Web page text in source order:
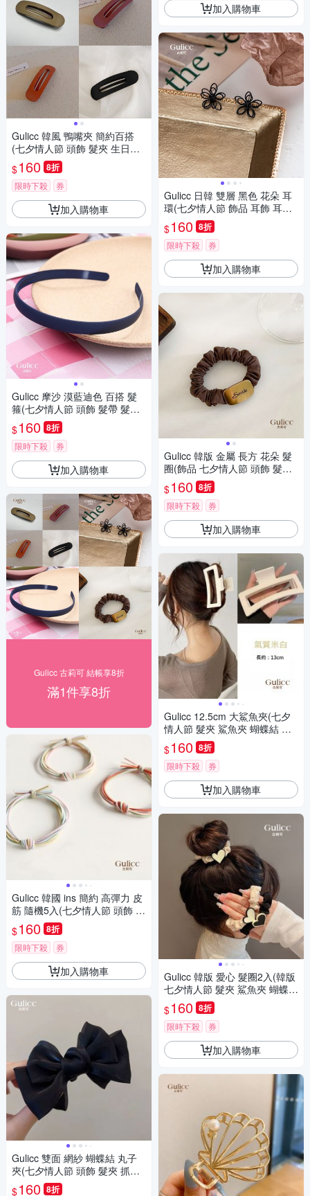
Gulicc 韓風 鴨嘴夾 簡約百搭
(七夕情人節 頭飾 髮夾 生日禮
物 禮物)
$160 8折
限時下殺 券
加入購物車
Gulicc 摩沙 漠藍迪色 百搭 髮
箍(七夕情人節 頭飾 髮帶 髮繩
髮束 生日禮物 )
$160 8折
限時下殺 券
加入購物車
Gulicc 古莉可 結帳享8折
滿1件享8折
Gulicc 韓國 ins 簡約 高彈力 皮
筋 隨機5入(七夕情人節 頭飾 髮
帶 髮繩 髮束 生日禮物 )
$160 8折
限時下殺 券
加入購物車
Gulicc 雙面 網紗 蝴蝶結 丸子
夾(七夕情人節 頭飾 髮夾 抓夾
髮圈 韓國 生日禮物 )
$160 8折
加入購物車
Gulicc 日韓 雙層 黑色 花朵 耳
環(七夕情人節 飾品 耳飾 耳釘
耳扣 耳環 生日禮物 )
$160 8折
限時下殺 券
加入購物車
Gulicc 韓版 金屬 長方 花朵 髮
圈(飾品 七夕情人節 頭飾 髮帶
髮圈 生日禮物 )
$160 8折
限時下殺 券
加入購物車
Gulicc 12.5cm 大鯊魚夾(七夕
情人節 髮夾 鯊魚夾 蝴蝶結 生
日禮物 )
$160 8折
限時下殺 券
加入購物車
Gulicc 韓版 愛心 髮圈2入(韓版
七夕情人節 髮夾 鯊魚夾 蝴蝶結
生日禮物 )
$160 8折
限時下殺 券
加入購物車